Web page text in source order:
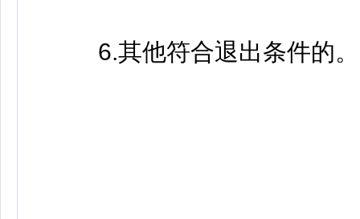
6.其他符合退出条件的。